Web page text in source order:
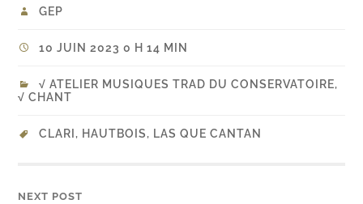
GEP
10 JUIN 2023 0 H 14 MIN
√ ATELIER MUSIQUES TRAD DU CONSERVATOIRE,
√ CHANT
CLARI , HAUTBOIS, LAS QUE CANTAN
NEXT POST